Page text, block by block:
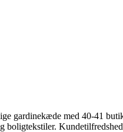
gardinekæde med 40‑41
boligtekstiler.